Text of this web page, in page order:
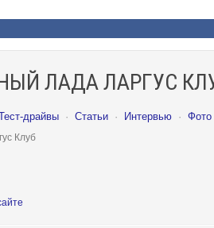
ЛАДА ЛАРГУС
драйвы · Статьи · Интервью · Фото
Клуб